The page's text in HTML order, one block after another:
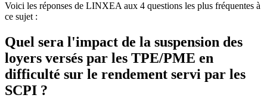
Voici les réponses de LINXEA aux 4 questions les plus fréquentes à
ce sujet :
Quel sera l'impact de la suspension des
loyers versés par les TPE/PME en
difficulté sur le rendement servi par les
SCPI ?